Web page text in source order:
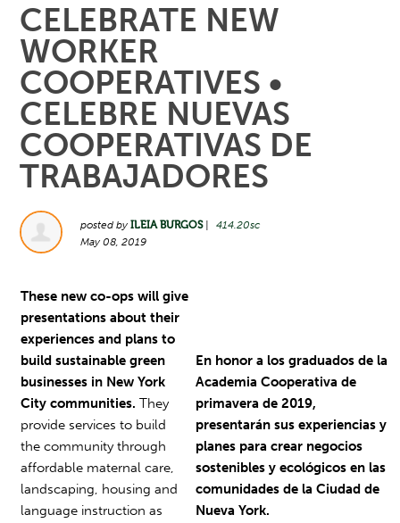
CELEBRATE NEW
WORKER
COOPERATIVES •
CELEBRE NUEVAS
COOPERATIVAS DE
TRABAJADORES
posted byILEIA BURGOS|
414.20sc
May 08, 2019
These new co-ops will give
presentations about their
experiences and plans to
build sustainable green
businesses in New York
City communities. They
provide services to build
the community through
affordable maternal care,
landscaping, housing and
language instruction as
En honor a los graduados de la
Academia Cooperativa de
primavera de 2019,
presentarán sus experiencias y
planes para crear negocios
sostenibles y ecológicos en las
comunidades de la Ciudad de
Nueva York.